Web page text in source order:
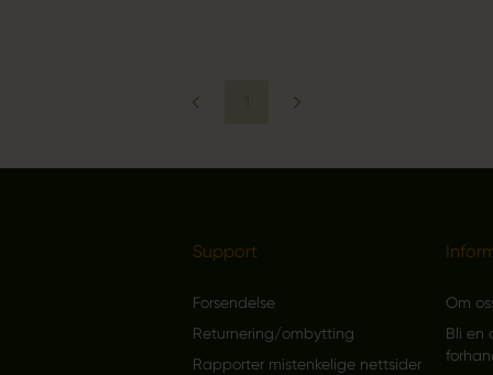
Support
Forsendelse
Returnering/ombytting
Rapporter mistenkelige nettsider
Om
Bli en